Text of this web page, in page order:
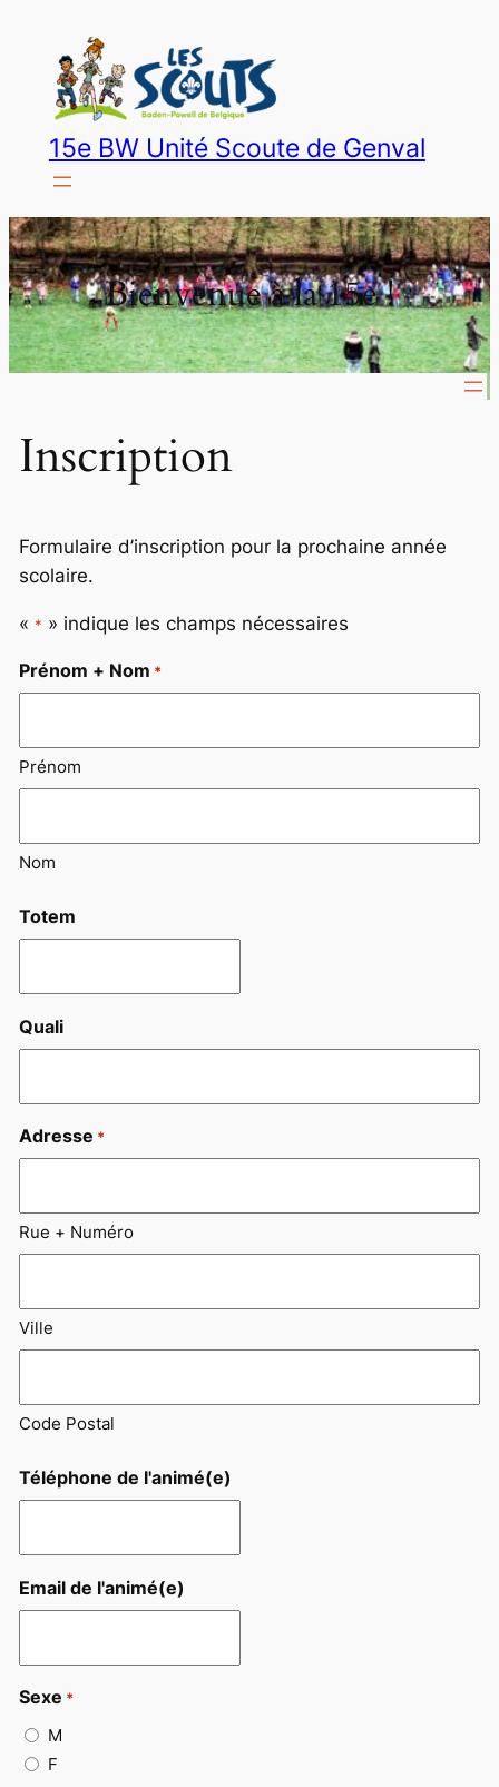
15e BW Unité Scoute de Genval
Bienvenue à la 15e !
Inscription
Formulaire d’inscription pour la prochaine année
scolaire.
« * » indique les champs nécessaires
Prénom + Nom *
Prénom
Nom
Totem
Quali
Adresse *
Rue + Numéro
Ville
Code Postal
Téléphone de l'animé(e)
Email de l'animé(e)
Sexe *
M
F